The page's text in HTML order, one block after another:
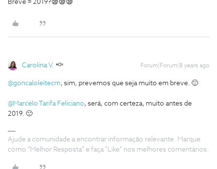
Breve = 2019?😪😪😪
Carolina V. Forum|Forum|8 years ago
@goncaloleitecm, sim, prevemos que seja muito em breve. 🙂
@Marcelo Tarifa Feliciano, será, com certeza, muito antes de
2019. 🙂
Ajude a comunidade a encontrar informação relevante. Marque
como "Melhor Resposta" e faça "Like" nos melhores comentários.